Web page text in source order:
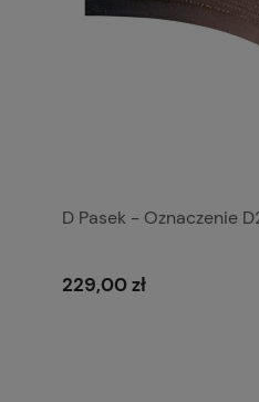
D Pasek - Oznaczenie
229,00 zł